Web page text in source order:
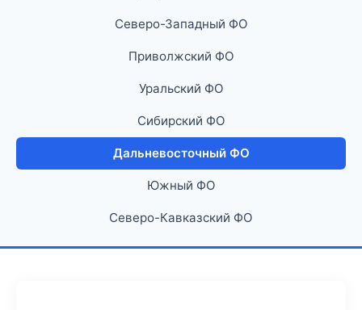
Северо-Западный ФО
Приволжский ФО
Уральский ФО
Сибирский ФО
Дальневосточный ФО
Южный ФО
Северо-Кавказский ФО